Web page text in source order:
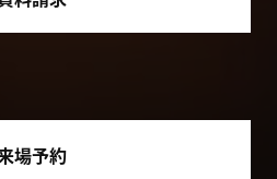
場予約